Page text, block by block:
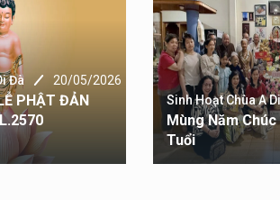
Đà 20/05/2026
PHẬT ĐẢN
Sinh Hoạt Chùa A
Mùng Năm
Tuổi